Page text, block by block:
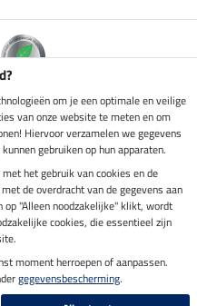
om 14:39 uur
om je een optimale en veilige
van onze website te meten en om
Hiervoor verzamelen we gegevens
gebruiken op hun apparaten.
het gebruik van cookies en de
de overdracht van de gegevens aan
"Alleen noodzakelijke" klikt, wordt
cookies, die essentieel zijn
moment herroepen of aanpassen.
gegevensbescherming.